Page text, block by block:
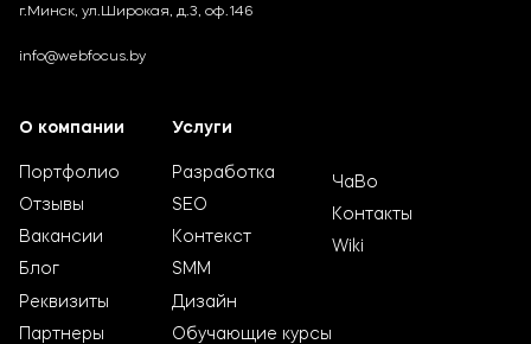
г.Минск, ул.Широкая, д.3, оф.146
info@webfocus.by
О компании
Портфолио
Отзывы
Вакансии
Блог
Реквизиты
Партнеры
Услуги
Разработка
SEO
Контекст
SMM
Дизайн
Обучающие курсы
ЧаВо
Контакты
Wiki